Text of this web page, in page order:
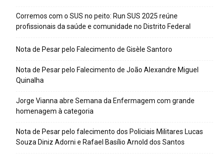
Corremos com o SUS no peito: Run SUS 2025 reúne
profissionais da saúde e comunidade no Distrito Federal
Nota de Pesar pelo Falecimento de Gisèle Santoro
Nota de Pesar pelo Falecimento de João Alexandre Miguel
Quinalha
Jorge Vianna abre Semana da Enfermagem com grande
homenagem à categoria
Nota de Pesar pelo falecimento dos Policiais Militares Lucas
Souza Diniz Adorni e Rafael Basílio Arnold dos Santos